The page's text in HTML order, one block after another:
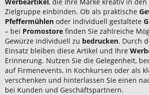
Zielgruppe einbinden. Ob als praktische
Pfeffermühlen oder individuell gestaltete
– bei Promostore finden Sie zahlreiche
Gewürze individuell zu bedrucken. Durch
Einsatz bleiben diese Artikel und Ihre
Erinnerung. Nutzen Sie die Gelegenheit,
auf Firmenevents, in Kochkursen oder als
verschenken und hinterlassen Sie einen
bei Kunden und Geschäftspartnern.